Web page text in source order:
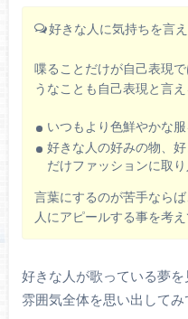
好きな人に気持ちを言
喋ることだけが自己表現
うなことも自己表現と言
いつもより色鮮やかな
好きな人の好みの物、
だけファッションに取
言葉にするのが苦手なら
人にアピールする事を考え
好きな人が歌っている夢
雰囲気全体を思い出してみ